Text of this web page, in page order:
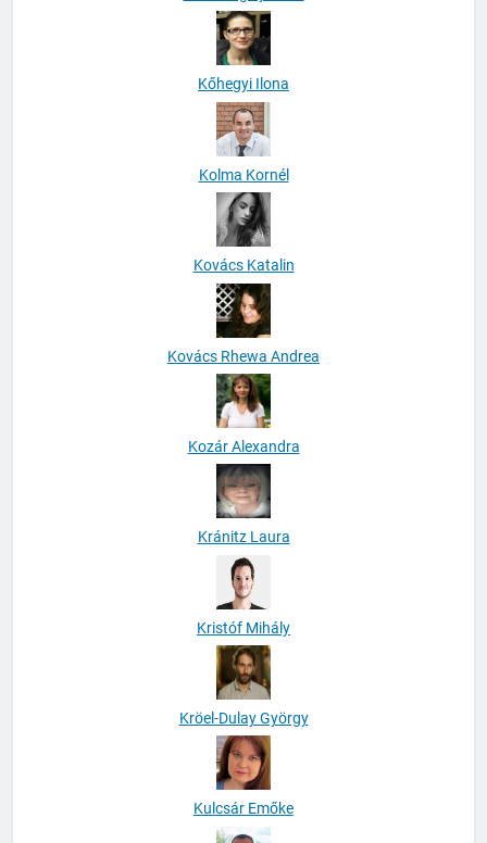
Kőhegyi Ilona
Kolma Kornél
Kovács Katalin
Kovács Rhewa Andrea
Kozár Alexandra
Kránitz Laura
Kristóf Mihály
Kröel-Dulay György
Kulcsár Emőke